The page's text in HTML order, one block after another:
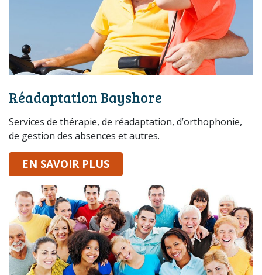
Réadaptation Bayshore
Services de thérapie, de réadaptation, d’orthophonie,
de gestion des absences et autres.
EN SAVOIR PLUS